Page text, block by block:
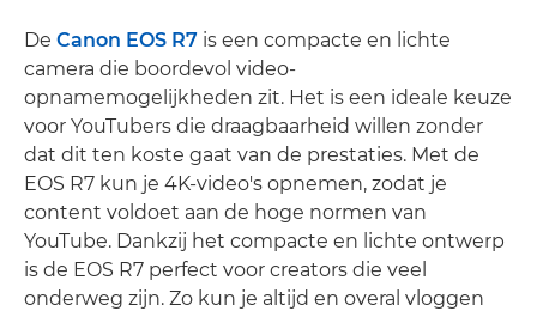
De Canon EOS R7 is een compacte en lichte
camera die boordevol video-
opnamemogelijkheden zit. Het is een ideale keuze
voor YouTubers die draagbaarheid willen zonder
dat dit ten koste gaat van de prestaties. Met de
EOS R7 kun je 4K-video's opnemen, zodat je
content voldoet aan de hoge normen van
YouTube. Dankzij het compacte en lichte ontwerp
is de EOS R7 perfect voor creators die veel
onderweg zijn. Zo kun je altijd en overal vloggen